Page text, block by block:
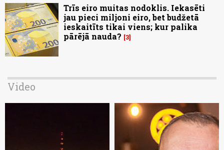
Trīs eiro muitas nodoklis. Iekasēti
jau pieci miljoni eiro, bet budžetā
ieskaitīts tikai viens; kur palika
pārējā nauda? 3
Video